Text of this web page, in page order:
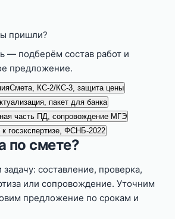
пришли?
— подберём состав работ и
предложение.
Смета, КС-2/КС-3, защита цены
пакет для банка
часть ПД, сопровождение МГЭ
к госэкспертизе, ФСНБ-2022
по смете?
составление, проверка,
или сопровождение. Уточним
предложение по срокам и